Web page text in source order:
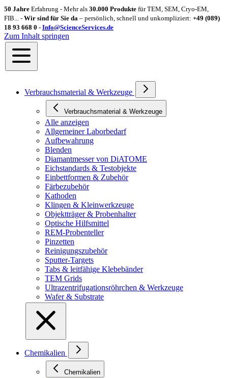
50 Jahre Erfahrung - Mehr als 30.000 Produkte für TEM, SEM, Cryo-EM,
FIB... - Wir sind für Sie da – persönlich, schnell und unkompliziert: +49 (089)
18 93 668 0 - Info@ScienceServices.de
Zum Inhalt springen
Verbrauchsmaterial & Werkzeuge
Verbrauchsmaterial & Werkzeuge
Alle anzeigen
Allgemeiner Laborbedarf
Aufbewahrung
Blenden
Diamantmesser von DiATOME
Eichstandards & Testobjekte
Einbettformen & Zubehör
Färbezubehör
Kathoden
Klingen & Kleinwerkzeuge
Objektträger & Probenhalter
Optische Hilfsmittel
REM-Probenteller
Pinzetten
Reinigungszubehör
Sputter-Targets
Tabs & leitfähige Klebebänder
TEM Grids
Ultrazentrifugationsröhrchen & Werkzeuge
Wafer & Substrate
Chemikalien
Chemikalien